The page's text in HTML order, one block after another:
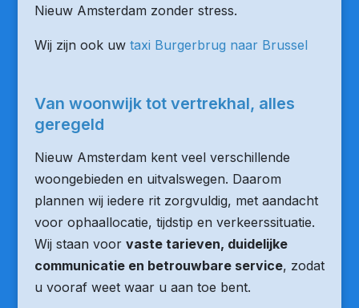
Nieuw Amsterdam zonder stress.
Wij zijn ook uw taxi Burgerbrug naar Brussel
Van woonwijk tot vertrekhal, alles
geregeld
Nieuw Amsterdam kent veel verschillende
woongebieden en uitvalswegen. Daarom
plannen wij iedere rit zorgvuldig, met aandacht
voor ophaallocatie, tijdstip en verkeerssituatie.
Wij staan voor vaste tarieven, duidelijke
communicatie en betrouwbare service, zodat
u vooraf weet waar u aan toe bent.